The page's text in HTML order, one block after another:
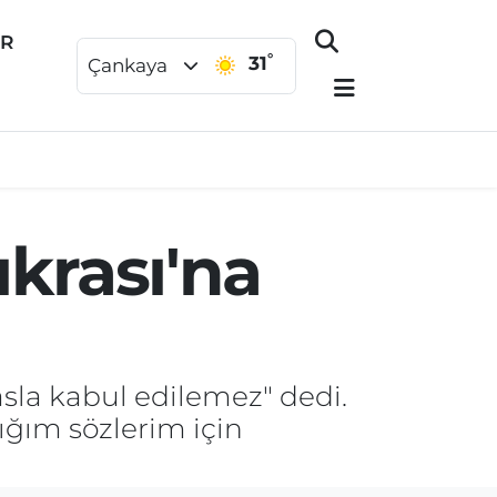
Çankaya 31°
kabul edilemez" dedi.
sözlerim için